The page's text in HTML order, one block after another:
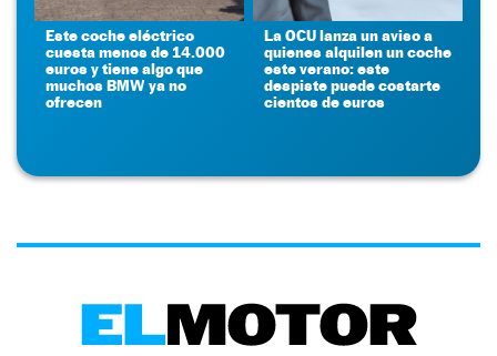
Este coche eléctrico
cuesta menos de 14.000
euros y tiene algo que
muchos BMW ya no
ofrecen
La OCU lanza un aviso a
quienes alquilen un coche
este verano: este
despiste puede costarte
cientos de euros